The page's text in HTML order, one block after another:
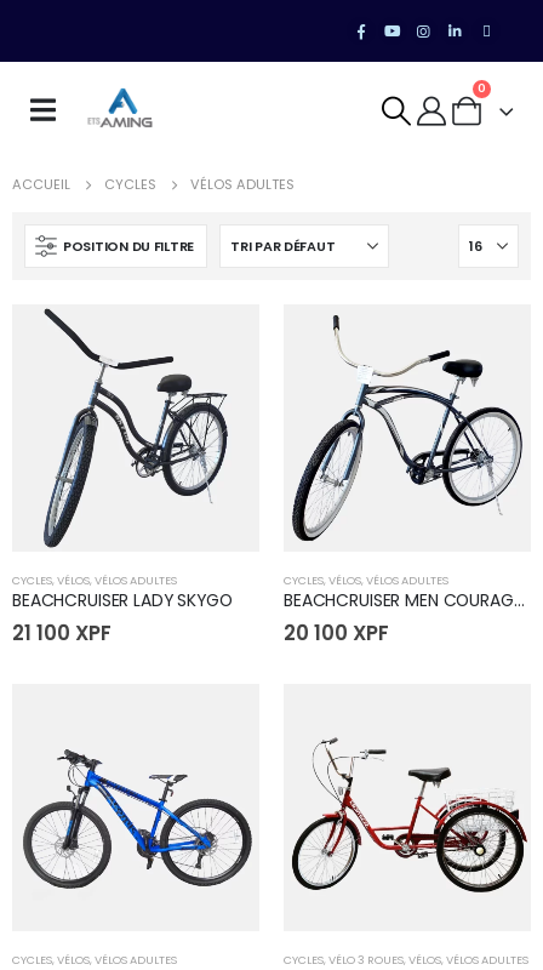
0
ACCUEIL CYCLES VÉLOS ADULTES
POSITION DU FILTRE
CYCLES, VÉLOS, VÉLOS ADULTES
BEACHCRUISER LADY SKYGO
21 100 XPF
CYCLES, VÉLOS, VÉLOS ADULTES
BEACHCRUISER MEN COURAGE B50
20 100 XPF
CYCLES, VÉLOS, VÉLOS ADULTES CYCLES, VÉLO 3 ROUES, VÉLOS, VÉLOS ADULTES